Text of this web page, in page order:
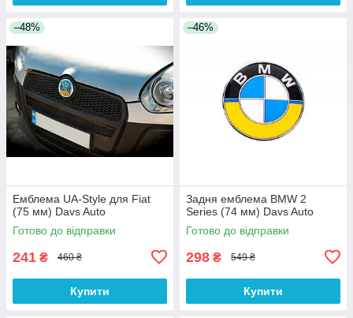
–48%
Емблема UA-Style для Fiat
(75 мм) Davs Auto
Готово до відправки
241 ₴ 460 ₴
Купити
–46%
Задня емблема BMW 2
Series (74 мм) Davs Auto
Готово до відправки
298 ₴ 549 ₴
Купити